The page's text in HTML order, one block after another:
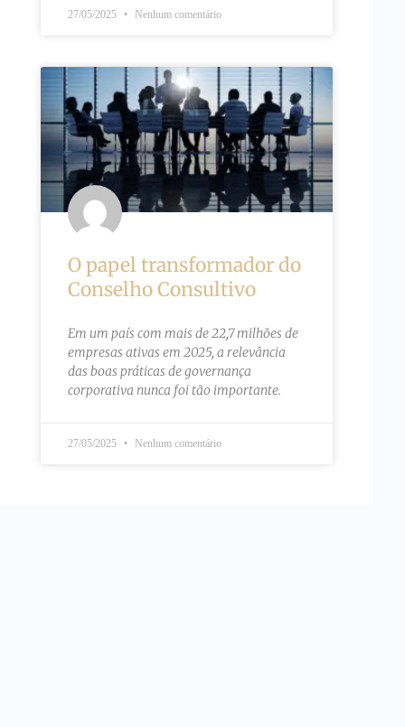
27/05/2025 Nenhum comentário
O papel transformador do
Conselho Consultivo
Em um país com mais de 22,7 milhões de
empresas ativas em 2025, a relevância
das boas práticas de governança
corporativa nunca foi tão importante.
27/05/2025 Nenhum comentário